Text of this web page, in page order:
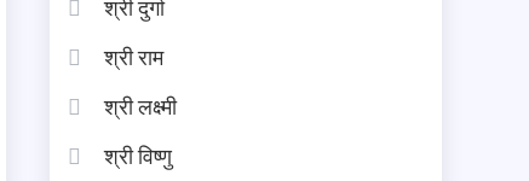
श्री दुर्गा
श्री राम
श्री लक्ष्मी
श्री विष्णु